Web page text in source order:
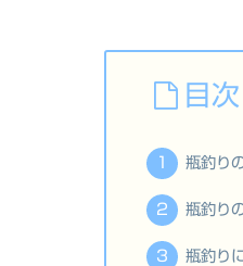
目次
瓶釣り
瓶釣り
瓶釣り